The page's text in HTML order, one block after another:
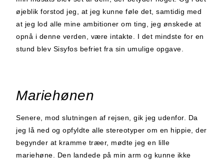
øjeblik forstod jeg, at jeg kunne føle det, samtidig med
at jeg lod alle mine ambitioner om ting, jeg ønskede at
opnå i denne verden, være intakte. I det mindste for en
stund blev Sisyfos befriet fra sin umulige opgave.
Mariehønen
Senere, mod slutningen af rejsen, gik jeg udenfor. Da
jeg lå ned og opfyldte alle stereotyper om en hippie, der
begynder at kramme træer, mødte jeg en lille
mariehøne. Den landede på min arm og kunne ikke